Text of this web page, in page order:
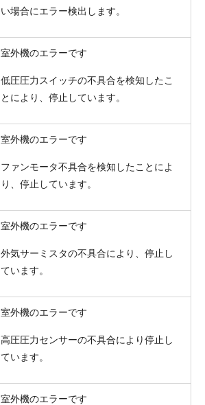
い場合にエラー検出します。
室外機のエラーです
低圧圧力スイッチの不具合を検知したこ
とにより、停止しています。
室外機のエラーです
ファンモータ不具合を検知したことによ
り、停止しています。
室外機のエラーです
外気サーミスタの不具合により、停止し
ています。
室外機のエラーです
高圧圧力センサーの不具合により停止し
ています。
室外機のエラーです